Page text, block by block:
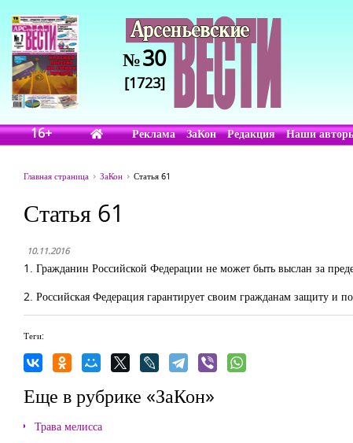
№30
[1723]
16+ Реклама ЗаКон Редакция Наши
Главная страница ЗаКон Статья 61
Статья 61
10.11.2016
1. Гражданин Российской Федерации не может быть выслан за
2. Российская Федерация гарантирует своим гражданам защиту и
Теги:
Еще в рубрике «ЗаКон»
Трава мелисса